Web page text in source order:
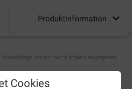
Cookies
Produktinformation
Arbeitstage, sofern nicht anders angegeben